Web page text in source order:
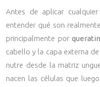
Antes de aplicar
entender qué son
principalmente por
cabello y la capa externa
nutre desde la matriz
nacen las células que